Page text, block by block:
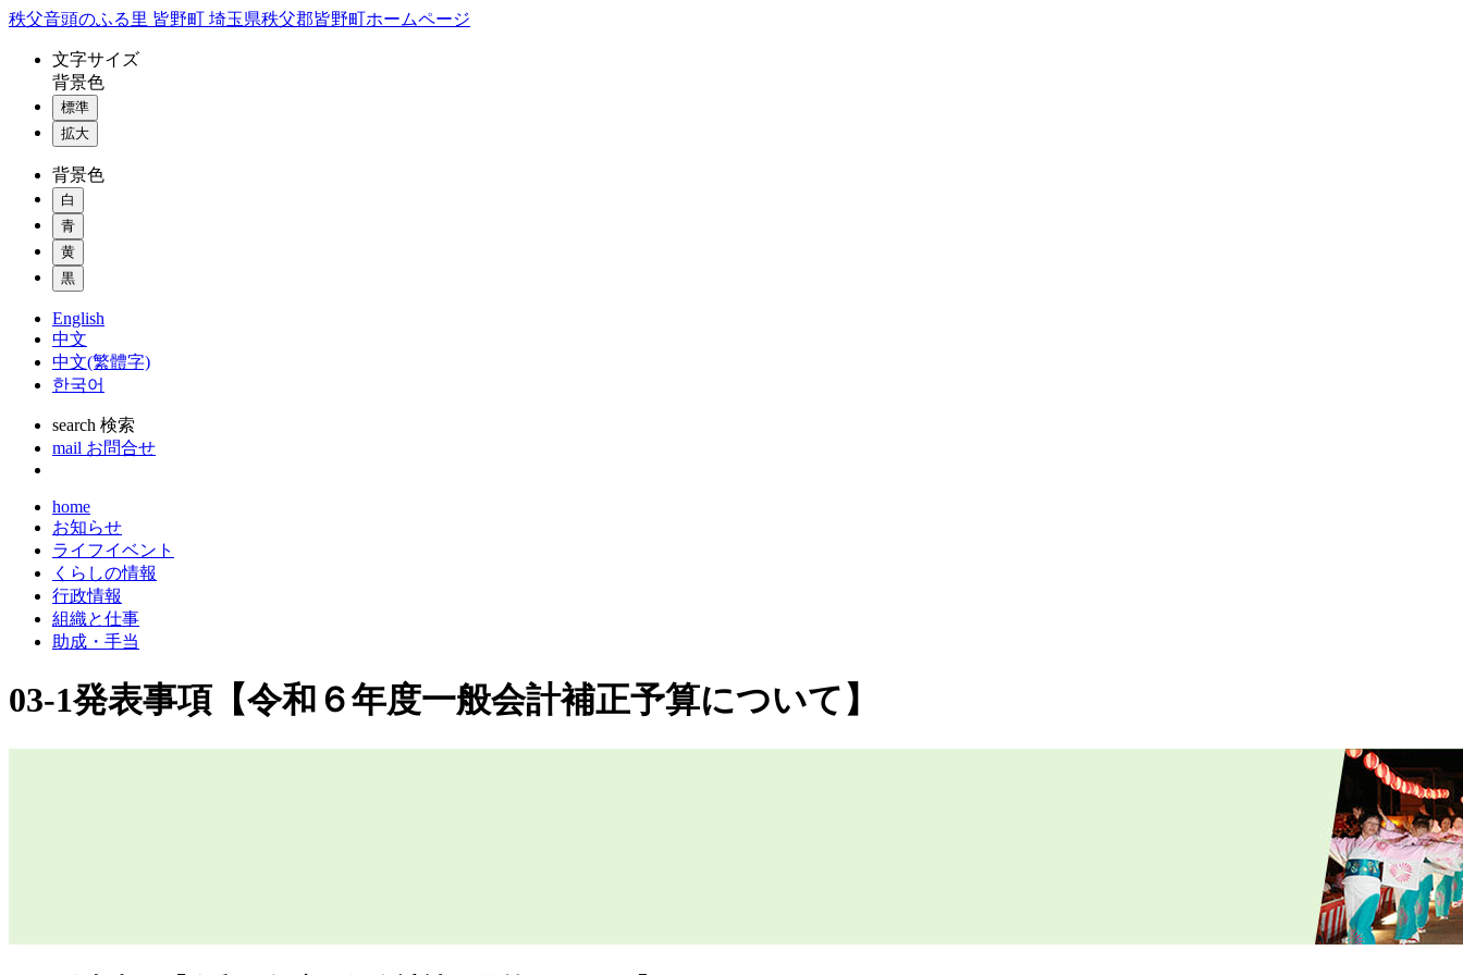
コ
秩父音頭のふる里 皆野町 埼玉県秩父郡皆野町ホームページ
文字サイズ
背景色
標準
拡大
背景色
白
青
黄
黒
English
中文
中文(繁體字)
한국어
search 検索
mail お問合せ
home
お知らせ
ライフイベント
くらしの情報
行政情報
組織と仕事
助成・手当
03-1発表事項【令和６年度一般会計補正予算について】